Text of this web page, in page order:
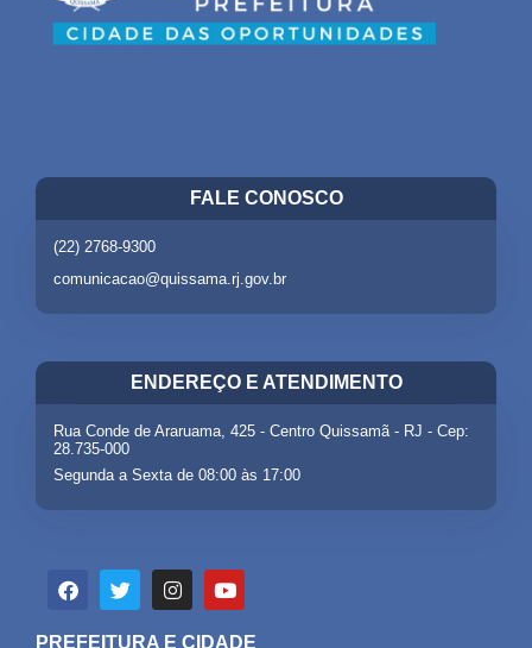
FALE CONOSCO
(22) 2768-9300
comunicacao@quissama.rj.gov.br
ENDEREÇO E ATENDIMENTO
Rua Conde de Araruama, 425 - Centro Quissamã - RJ - Cep:
28.735-000
Segunda a Sexta de 08:00 às 17:00
PREFEITURA E CIDADE